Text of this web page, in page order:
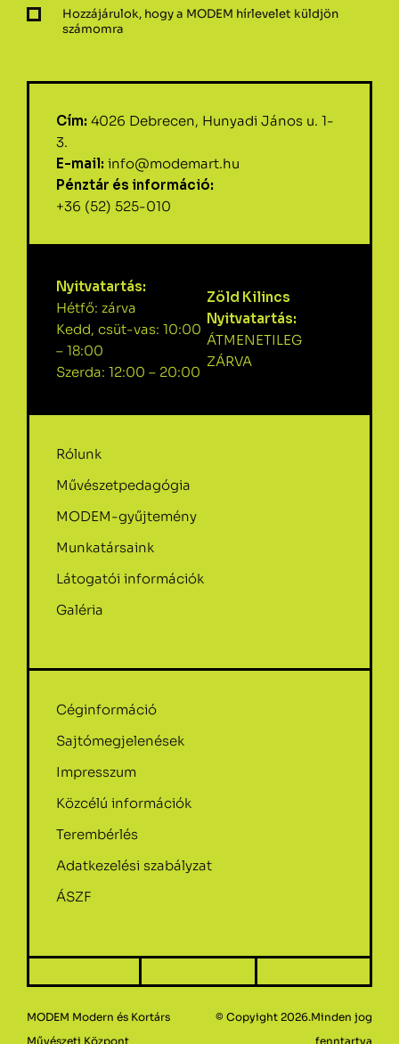
Hozzájárulok, hogy a MODEM hírlevelet küldjön
számomra
Cím: 4026 Debrecen, Hunyadi János u. 1-
3.
E-mail: info@modemart.hu
Pénztár és információ:
+36 (52) 525-010
Nyitvatartás:
Hétfő: zárva
Kedd, csüt-vas: 10:00
– 18:00
Szerda: 12:00 – 20:00
Zöld Kilincs
Nyitvatartás:
ÁTMENETILEG
ZÁRVA
Rólunk
Művészetpedagógia
MODEM-gyűjtemény
Munkatársaink
Látogatói információk
Galéria
Céginformáció
Sajtómegjelenések
Impresszum
Közcélú információk
Terembérlés
Adatkezelési szabályzat
ÁSZF
MODEM Modern és Kortárs
Művészeti Központ
© Copyight 2026.Minden jog
fenntartva